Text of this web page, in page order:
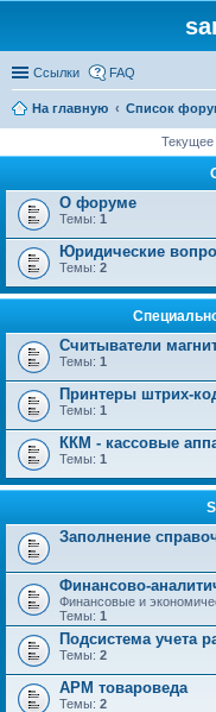
Ссылки FAQ
На главную
Список
Текущее
О форуме
Темы: 1
Юридические
Темы: 2
Считыватели
Темы: 1
Принтеры штрих-
Темы: 1
ККМ - кассовые
Темы: 1
Заполнение
Финансово-
Финансовые и
Темы: 1
Подсистема учета
Темы: 2
АРМ товароведа
Темы: 2